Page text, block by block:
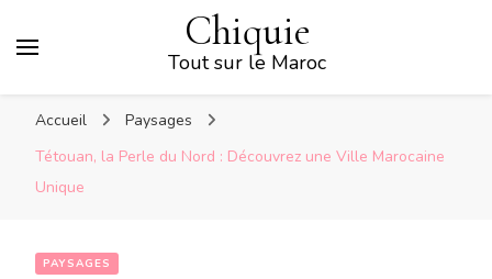
Chiquie
Tout sur le Maroc
Accueil
Paysages
Tétouan, la Perle du Nord : Découvrez une Ville Marocaine
Unique
PAYSAGES